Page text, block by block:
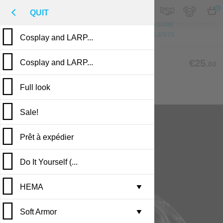
M
DESCRIPTION
QUIT
Cosplay and LARP...
Cosplay and LARP...
Full look
Sale!
Prêt à expédier
Leather armor i...
Brigandine armo...
Do It Yourself (...
HEMA ▼
Gambesons
Soft Armor ▼
ABR-03
PAGAN AMULET - TRIXEL